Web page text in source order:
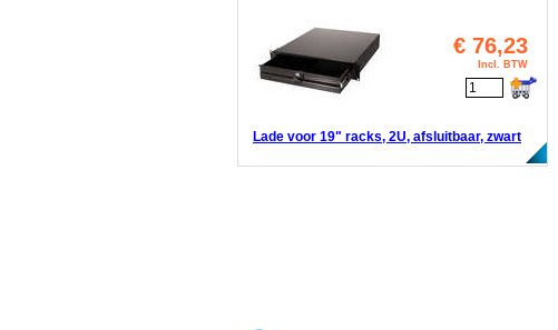
€ 76,23
Incl. BTW
Lade voor 19" racks, 2U, afsluitbaar, zwart